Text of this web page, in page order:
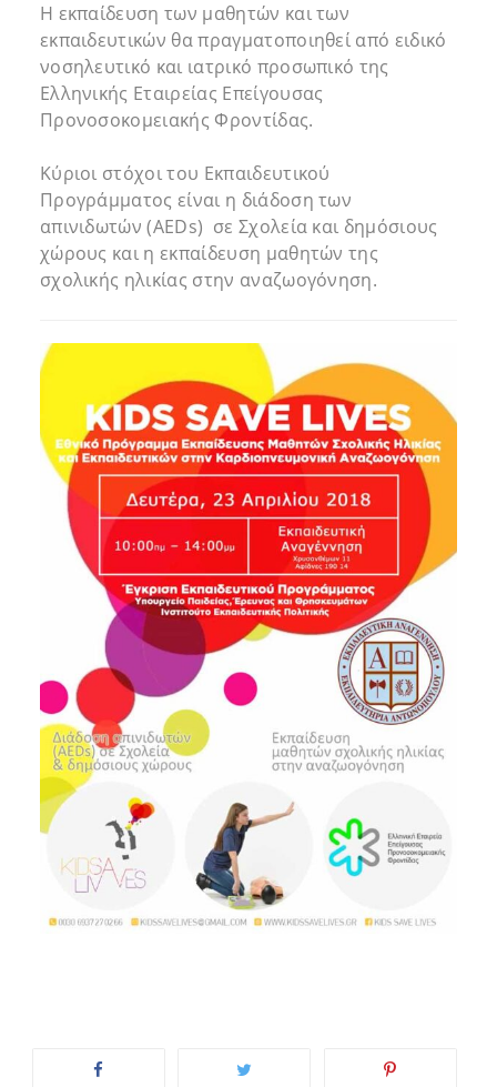
Η εκπαίδευση των μαθητών και των
εκπαιδευτικών θα πραγματοποιηθεί από ειδικό
νοσηλευτικό και ιατρικό προσωπικό της
Ελληνικής Εταιρείας Επείγουσας
Προνοσοκομειακής Φροντίδας.
Κύριοι στόχοι του Εκπαιδευτικού
Προγράμματος είναι η διάδοση των
απινιδωτών (AEDs) σε Σχολεία και δημόσιους
χώρους και η εκπαίδευση μαθητών της
σχολικής ηλικίας στην αναζωογόνηση.